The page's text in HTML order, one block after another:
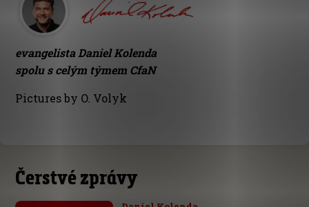
evangelista Daniel Kolenda
spolu s celým týmem CfaN
Pictures by O. Volyk
Čerstvé zprávy